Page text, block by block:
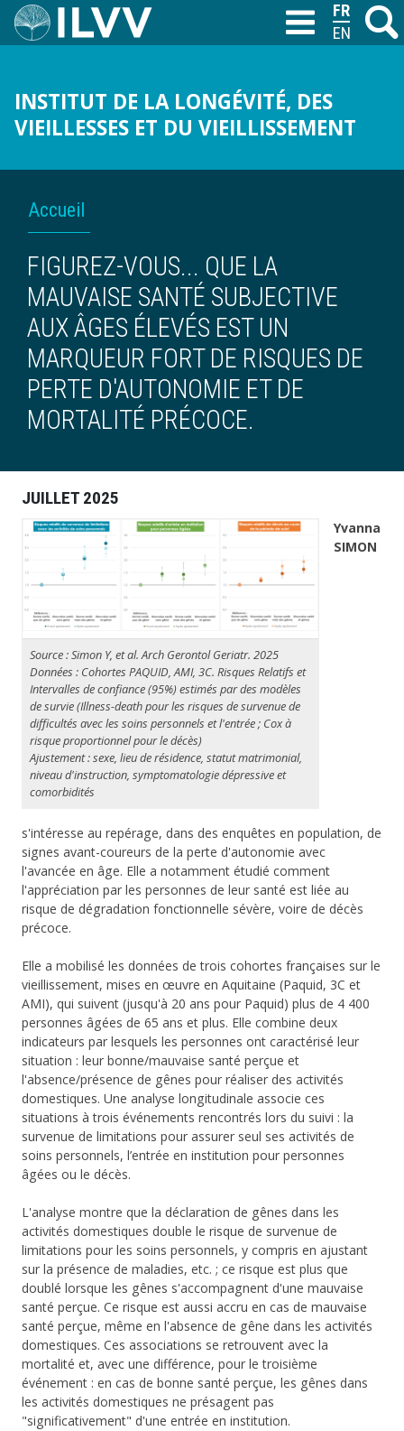
Aller
au
M
INSTITUT DE LA LONGÉVITÉ, DES
VIEILLESSES ET DU VIEILLISSEMENT
T
FIL
D'ARIANE
Accueil
FIGUREZ-VOUS... QUE LA
MAUVAISE SANTÉ SUBJECTIVE
AUX ÂGES ÉLEVÉS EST UN
MARQUEUR FORT DE RISQUES DE
PERTE D'AUTONOMIE ET DE
MORTALITÉ PRÉCOCE.
JUILLET 2025
Source : Simon Y, et al.Arch Gerontol Geriatr. 2025
Données : Cohortes PAQUID, AMI, 3C. Risques Relatifs et
Intervalles de confiance (95%) estimés par des modèles
de survie (Illness-deathpour les risques de survenue de
difficultés avec les soins personnels et l'entrée ; Cox à
risque proportionnelpour le décès)
Ajustement : sexe, lieu de résidence, statut matrimonial,
niveau d'instruction, symptomatologie dépressive et
comorbidités
Yvanna
SIMON
s'intéresse au repérage, dans des enquêtes en population, de
signes avant-coureurs de la perte d'autonomie avec
l'avancée en âge. Elle a notamment étudié comment
l'appréciation par les personnes de leur santé est liée au
risque de dégradation fonctionnelle sévère, voire de décès
précoce.
Elle a mobilisé les données de trois cohortes françaises sur le
vieillissement, mises en œuvre en Aquitaine (Paquid, 3C et
AMI), qui suivent (jusqu'à 20 ans pour Paquid) plus de 4 400
personnes âgées de 65 ans et plus. Elle combine deux
indicateurs par lesquels les personnes ont caractérisé leur
situation : leur bonne/mauvaise santé perçue et
l'absence/présence de gênes pour réaliser des activités
domestiques. Une analyse longitudinale associe ces
situations à trois événements rencontrés lors du suivi : la
survenue de limitations pour assurer seul ses activités de
soins personnels, l’entrée en institution pour personnes
âgées ou le décès.
L'analyse montre que la déclaration de gênes dans les
activités domestiques double le risque de survenue de
limitations pour les soins personnels, y compris en ajustant
sur la présence de maladies, etc. ; ce risque est plus que
doublé lorsque les gênes s'accompagnent d'une mauvaise
santé perçue. Ce risque est aussi accru en cas de mauvaise
santé perçue, même en l'absence de gêne dans les activités
domestiques. Ces associations se retrouvent avec la
mortalité et, avec une différence, pour le troisième
événement : en cas de bonne santé perçue, les gênes dans
les activités domestiques ne présagent pas
"significativement" d'une entrée en institution.
FRANÇAIS
ENGLISH